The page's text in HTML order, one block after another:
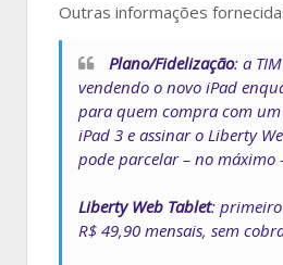
Outras informações
Plano/Fidelização: a
vendendo o novo iPad
para quem compra com
iPad 3 e assinar o Liberty
pode parcelar – no máximo
Liberty Web Tablet:
R$ 49,90 mensais, sem